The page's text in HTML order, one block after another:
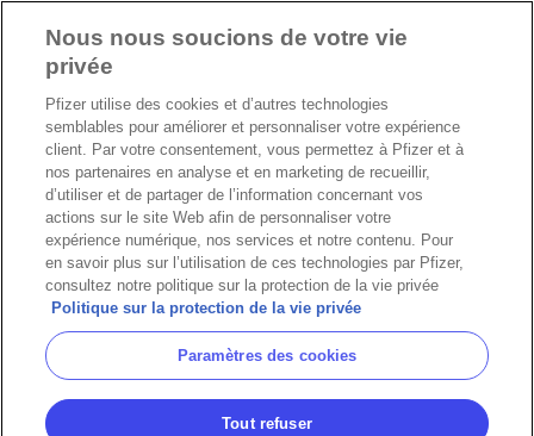
Nous nous soucions de votre vie
privée
Pfizer utilise des cookies et d’autres technologies
semblables pour améliorer et personnaliser votre expérience
client. Par votre consentement, vous permettez à Pfizer et à
nos partenaires en analyse et en marketing de recueillir,
d’utiliser et de partager de l’information concernant vos
actions sur le site Web afin de personnaliser votre
expérience numérique, nos services et notre contenu. Pour
en savoir plus sur l’utilisation de ces technologies par Pfizer,
consultez notre politique sur la protection de la vie privée
Politique sur la protection de la vie privée
Paramètres des cookies
Tout refuser